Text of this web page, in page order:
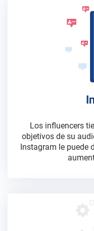
Los influencers
objetivos de su
Instagram le puede